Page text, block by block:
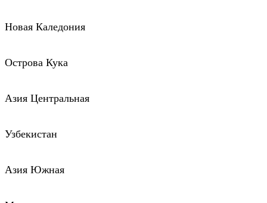
Новая Каледония
Острова Кука
Азия Центральная
Узбекистан
Азия Южная